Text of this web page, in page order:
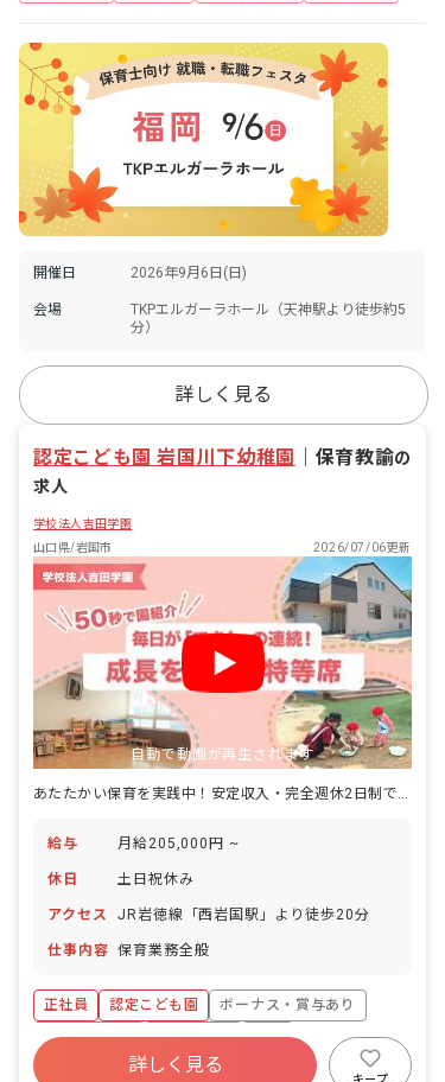
開催日 2026年9月6日(日)
会場
TKPエルガーラホール（天神駅より徒歩約5
分）
詳しく見る
認定こども園 岩国川下幼稚園 保育教諭の
求人
学校法人吉田学園
山口県/岩国市
2026/07/06更新
自動で動画が再生されます
あたたかい保育を実践中！安定収入・完全週休2日制で家庭も大切にできる♪
給与 月給205,000円 ~
休日 土日祝休み
アクセス JR岩徳線「西岩国駅」より徒歩20分
仕事内容 保育業務全般
正社員 認定こども園
ボーナス・賞与あり
社会保険完備
土日祝休み
有給
昇給昇進あり 交通費支給
詳しく見る
キープ